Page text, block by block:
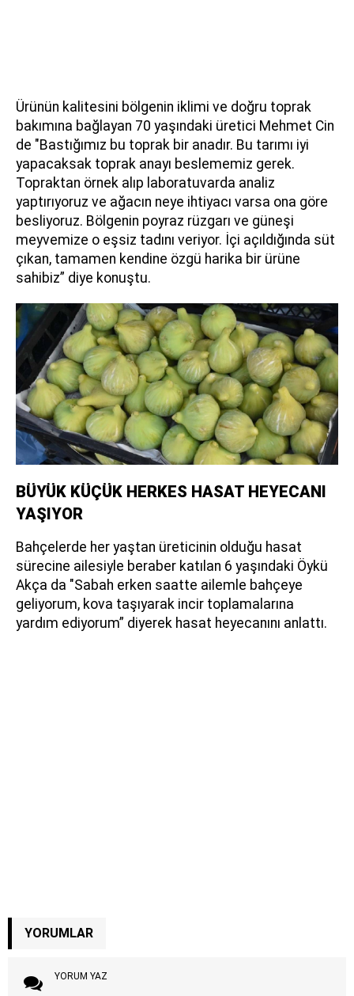
Ürünün kalitesini bölgenin iklimi ve doğru toprak
bakımına bağlayan 70 yaşındaki üretici Mehmet Cin
de "Bastığımız bu toprak bir anadır. Bu tarımı iyi
yapacaksak toprak anayı beslememiz gerek.
Topraktan örnek alıp laboratuvarda analiz
yaptırıyoruz ve ağacın neye ihtiyacı varsa ona göre
besliyoruz. Bölgenin poyraz rüzgarı ve güneşi
meyvemize o eşsiz tadını veriyor. İçi açıldığında süt
çıkan, tamamen kendine özgü harika bir ürüne
sahibiz” diye konuştu.
BÜYÜK KÜÇÜK HERKES HASAT HEYECANI
YAŞIYOR
Bahçelerde her yaştan üreticinin olduğu hasat
sürecine ailesiyle beraber katılan 6 yaşındaki Öykü
Akça da "Sabah erken saatte ailemle bahçeye
geliyorum, kova taşıyarak incir toplamalarına
yardım ediyorum” diyerek hasat heyecanını anlattı.
YORUMLAR
YORUM YAZ